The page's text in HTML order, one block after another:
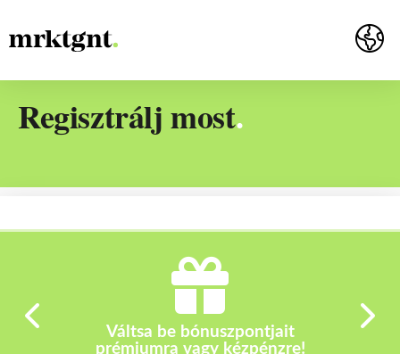
Regisztrálj most.
Váltsa be bónuszpontjait
prémiumra vagy kézpénzre!